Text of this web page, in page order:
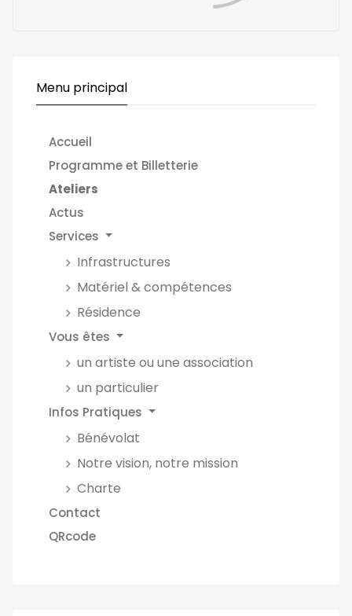
Menu principal
Accueil
Programme et Billetterie
Ateliers
Actus
Services
Infrastructures
Matériel & compétences
Résidence
Vous êtes
un artiste ou une association
un particulier
Infos Pratiques
Bénévolat
Notre vision, notre mission
Charte
Contact
QRcode